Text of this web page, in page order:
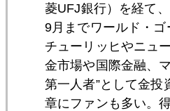
2021年11月17日 Ｃ
2021年11月16日 金
菱UFJ銀行）を経て
9月までワールド・
チューリッヒやニュ
金市場や国際金融、
第一人者”として金
章にファンも多い。